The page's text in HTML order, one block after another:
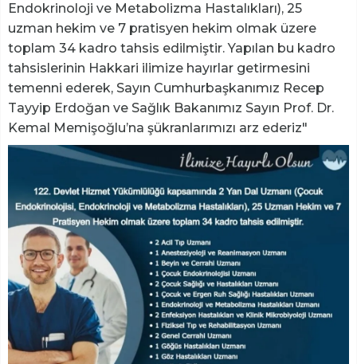
Endokrinoloji ve Metabolizma Hastalıkları), 25
uzman hekim ve 7 pratisyen hekim olmak üzere
toplam 34 kadro tahsis edilmiştir. Yapılan bu kadro
tahsislerinin Hakkari ilimize hayırlar getirmesini
temenni ederek, Sayın Cumhurbaşkanımız Recep
Tayyip Erdoğan ve Sağlık Bakanımız Sayın Prof. Dr.
Kemal Memişoğlu’na şükranlarımızı arz ederiz"